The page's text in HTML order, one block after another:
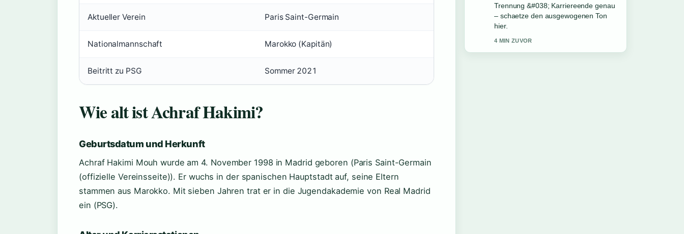
Aktueller Verein Paris Saint-Germain
Nationalmannschaft Marokko (Kapitän)
Beitritt zu PSG Sommer 2021
Wie alt ist Achraf Hakimi?
Geburtsdatum und Herkunft
Achraf Hakimi Mouh wurde am 4. November 1998 in Madrid geboren (Paris Saint-Germain
(offizielle Vereinsseite)). Er wuchs in der spanischen Hauptstadt auf, seine Eltern
stammen aus Marokko. Mit sieben Jahren trat er in die Jugendakademie von Real Madrid
ein (PSG).
Trennung &#038; Karriereende genau
– schaetze den ausgewogenen Ton
hier.
4 MIN ZUVOR